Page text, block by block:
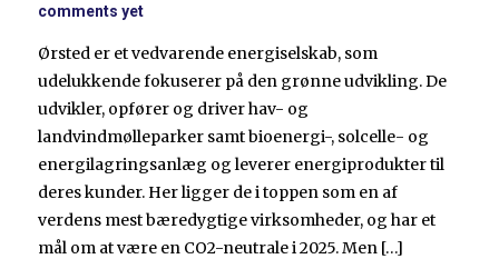
comments yet
Ørsted er et vedvarende energiselskab, som
udelukkende fokuserer på den grønne udvikling. De
udvikler, opfører og driver hav- og
landvindmølleparker samt bioenergi-, solcelle- og
energilagringsanlæg og leverer energiprodukter til
deres kunder. Her ligger de i toppen som en af
verdens mest bæredygtige virksomheder, og har et
mål om at være en CO2-neutrale i 2025. Men […]